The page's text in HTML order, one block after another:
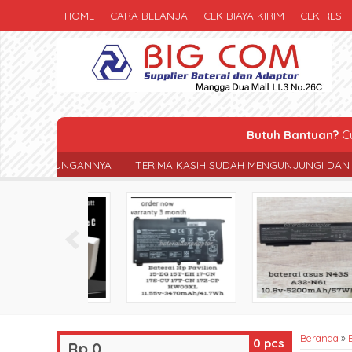
HOME CARA BELANJA CEK BIAYA KIRIM CEK RESI
Butuh Bantuan?
TERIMA KASIH SUDAH MENGUNJUNGI DAN BERBELANJA DI TOKO
Beranda »
0 pcs